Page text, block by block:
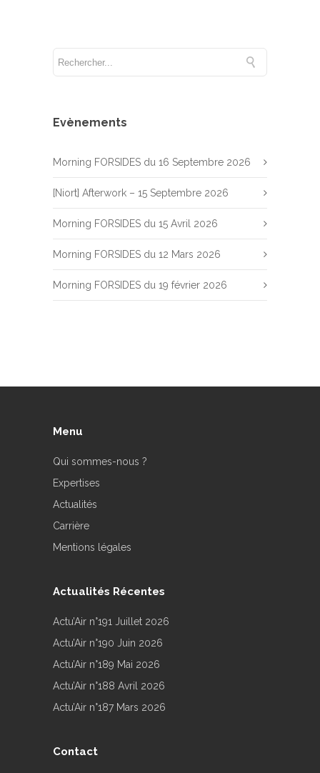
Evènements
Morning FORSIDES du 16 Septembre 2026
[Niort] Afterwork – 15 Septembre 2026
Morning FORSIDES du 15 Avril 2026
Morning FORSIDES du 12 Mars 2026
Morning FORSIDES du 19 février 2026
Menu
Qui sommes-nous ?
Expertises
Actualités
Carrière
Mentions légales
Actualités Récentes
Actu’Air n°191 Juillet 2026
Actu’Air n°190 Juin 2026
Actu’Air n°189 Mai 2026
Actu’Air n°188 Avril 2026
Actu’Air n°187 Mars 2026
Contact